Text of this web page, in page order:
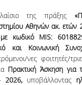
της πράξης «
Αθηνών ακ.
κωδικό MIS:
και Κοινωνική
νες φοιτητές/
Πρακτική Άσκηση για
2026,υποβάλλοντας